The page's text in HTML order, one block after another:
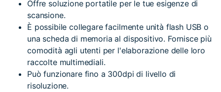
Offre soluzione portatile per le tue esigenze di
scansione.
È possibile collegare facilmente unità flash USB o
una scheda di memoria al dispositivo. Fornisce più
comodità agli utenti per l'elaborazione delle loro
raccolte multimediali.
Può funzionare fino a 300dpi di livello di
risoluzione.